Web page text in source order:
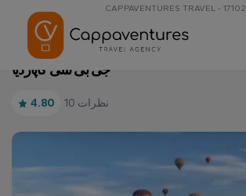
CAPPAVENTURES TRAVEL - 17102
صفحه نخست
جی بی سی کاپاردیا
4.80 10 نظرات